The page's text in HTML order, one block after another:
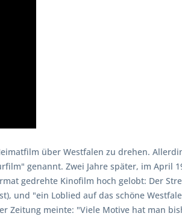
über Westfalen zu drehen.
genannt. Zwei Jahre später, im April
gedrehte Kinofilm hoch gelobt: Der
und "ein Loblied auf das schöne
Zeitung meinte: "Viele Motive hat man